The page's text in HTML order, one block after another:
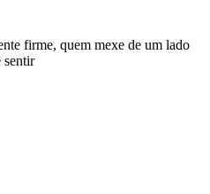
firme, quem mexe de um lado
sentir